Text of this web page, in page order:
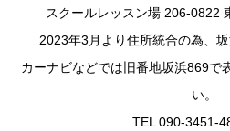
スクールレッスン場 206-0822
2023年3月より住所統合の為、
カーナビなどでは旧番地坂浜869で
い。
TEL 090-3451-